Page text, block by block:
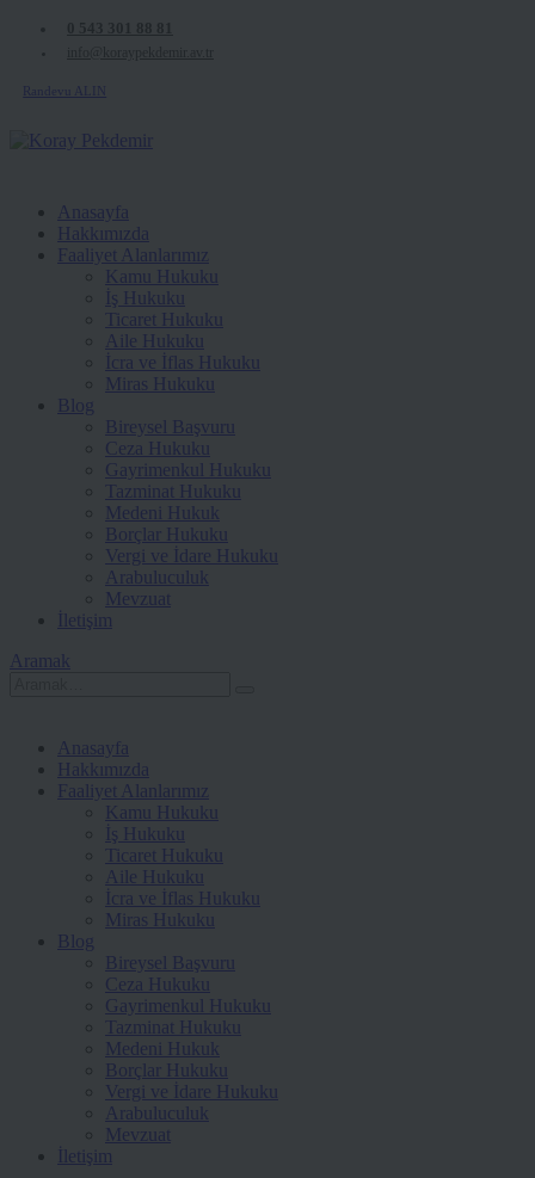
Randevu ALIN
Anasayfa
Hakkımızda
Faaliyet Alanlarımız
Kamu Hukuku
İş Hukuku
Ticaret Hukuku
Aile Hukuku
İcra ve İflas Hukuku
Miras Hukuku
Blog
Bireysel Başvuru
Ceza Hukuku
Gayrimenkul Hukuku
Tazminat Hukuku
Medeni Hukuk
Borçlar Hukuku
Vergi ve İdare Hukuku
Arabuluculuk
Mevzuat
İletişim
Aramak
Anasayfa
Hakkımızda
Faaliyet Alanlarımız
Kamu Hukuku
İş Hukuku
Ticaret Hukuku
Aile Hukuku
İcra ve İflas Hukuku
Miras Hukuku
Blog
Bireysel Başvuru
Ceza Hukuku
Gayrimenkul Hukuku
Tazminat Hukuku
Medeni Hukuk
Borçlar Hukuku
Vergi ve İdare Hukuku
Arabuluculuk
Mevzuat
İletişim